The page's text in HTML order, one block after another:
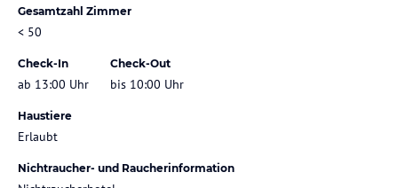
Gesamtzahl Zimmer
< 50
Check-In
ab 13:00 Uhr
Check-Out
bis 10:00 Uhr
Haustiere
Erlaubt
Nichtraucher- und Raucherinformation